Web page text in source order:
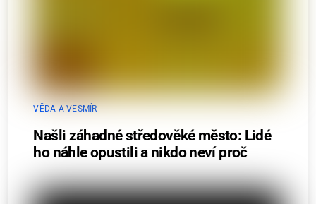
VĚDA A VESMÍR
Našli záhadné středověké město: Lidé
ho náhle opustili a nikdo neví proč